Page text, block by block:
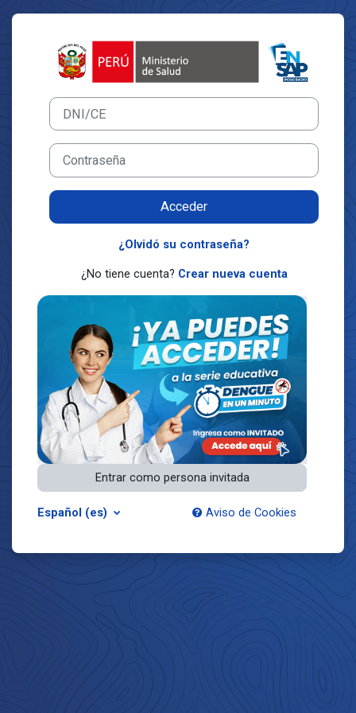
Entrar a Escuela nacional
Saltar a creación de una nueva cuenta
DNI/CE
Contraseña
Acceder
¿Olvidó su contraseña?
¿No tiene cuenta? Crear nueva cuenta
Entrar como persona invitada
Español ‎(es)‎ Aviso de Cookies